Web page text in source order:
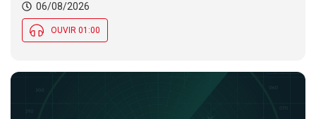
seletivo nesta quinta (6)
06/08/2026
OUVIR 01:00